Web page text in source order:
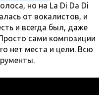
но на La Di Da Di
от вокалистов, и
и всегда был, даже
сами композиции
нет места и цели. Всю